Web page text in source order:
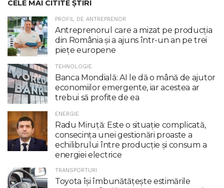
CELE MAI CITITE ȘTIRI
PROFIL DE ANTREPRENOR
Antreprenorul care a mizat pe producția
din România și a ajuns într-un an pe trei
piețe europene
TEHNOLOGIE
Banca Mondială: AI le dă o mână de ajutor
economiilor emergente, iar acestea ar
trebui să profite de ea
ENERGIE
Radu Miruţă: Este o situaţie complicată,
consecinţa unei gestionări proaste a
echilibrului între producţie şi consum a
energiei electrice
TRANSPORTURI
Toyota îşi îmbunătăţeşte estimările